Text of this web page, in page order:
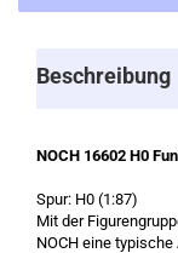
Beschreibung
NOCH 16602 H0
Spur: H0 (1:87)
Mit der
NOCH eine